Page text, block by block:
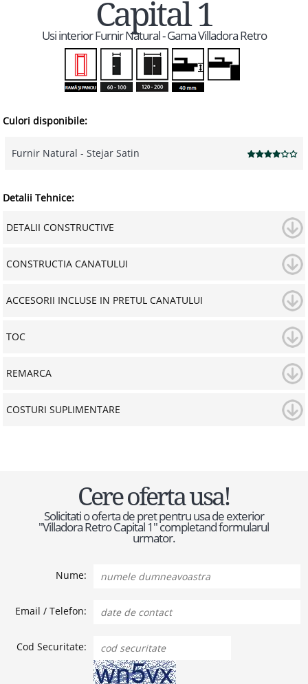
Capital 1
Usi interior Furnir Natural - Gama Villadora Retro
Culori disponibile:
Furnir Natural - Stejar Satin
Detalii Tehnice:
DETALII CONSTRUCTIVE
CONSTRUCTIA CANATULUI
ACCESORII INCLUSE IN PRETUL CANATULUI
TOC
REMARCA
COSTURI SUPLIMENTARE
Cere oferta usa!
Solicitati o oferta de pret pentru usa de exterior
"Villadora Retro Capital 1" completand formularul
urmator.
Nume:
Email / Telefon:
Cod Securitate: